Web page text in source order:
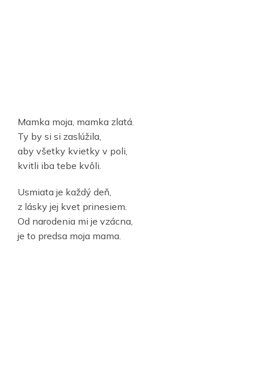
Mamka moja, mamka zlatá.
Ty by si si zaslúžila,
aby všetky kvietky v poli,
kvitli iba tebe kvôli.
Usmiata je každý deň,
z lásky jej kvet prinesiem.
Od narodenia mi je vzácna,
je to predsa moja mama.